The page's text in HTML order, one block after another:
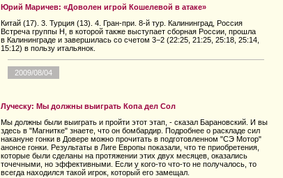
Юрий Маричев: «Доволен игрой Кошелевой в атаке»
Китай (17). 3. Турция (13). 4. Гран-при. 8-й тур. Калининград, Россия
Встреча группы H, в которой также выступает сборная России, прошла
в Калининграде и завершилась со счетом 3−2 (22:25, 21:25, 25:18, 25:14,
15:12) в пользу итальянок.
2009/08/04
Луческу: Мы должны выиграть Копа дел Сол
Мы должны были выиграть и пройти этот этап, - сказал Барановский. И вы
здесь в "Магнитке" знаете, что он бомбардир. Подробнее о раскладе сил
накануне гонки в Довере можно прочитать в подготовленном "СЭ Мотор"
анонсе гонки. Результаты в Лиге Европы показали, что те приобретения,
которые были сделаны на протяжении этих двух месяцев, оказались
точечными, но эффективными. Если у кого-то что-то не получалось, то
всегда находился такой игрок, который его замещал.